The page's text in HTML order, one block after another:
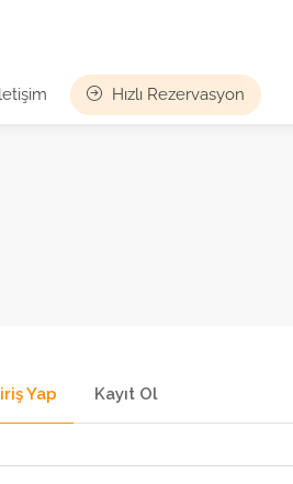
Hızlı Rezervasyon
Yap Kayıt Ol